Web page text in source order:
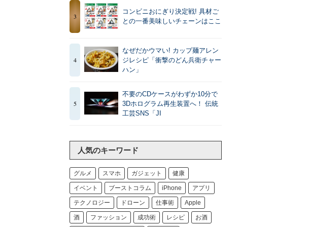
3
コンビニおにぎり決定戦! 具材ご
との一番美味しいチェーンはここ
4
なぜだかウマい! カップ麺アレン
ジレシピ「衝撃のどん兵衛チャー
ハン」
5
不要のCDケースがわずか10分で
3Dホログラム再生装置へ！ 伝統
工芸SNS「JI
人気のキーワード
グルメ スマホ ガジェット 健康
イベント ブーストコラム iPhone アプリ
テクノロジー ドローン 仕事術 Apple
酒 ファッション 成功術 レシピ お酒